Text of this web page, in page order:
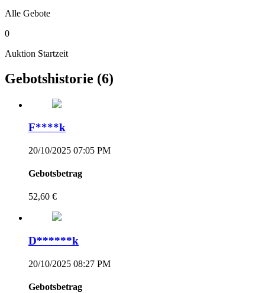
Alle Gebote
0
Auktion Startzeit
Gebotshistorie (6)
F****k
20/10/2025 07:05 PM
Gebotsbetrag
52,60 €
D******k
20/10/2025 08:27 PM
Gebotsbetrag